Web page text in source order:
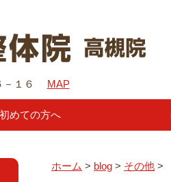
－１６ MAP
初めての方へ
ホーム > blog > その他 >